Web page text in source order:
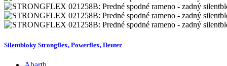
Silentbloky Strongflex, Powerflex, Deuter